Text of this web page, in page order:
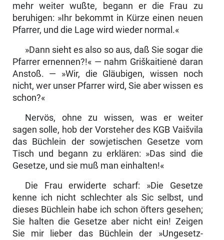
mehr weiter wußte, begann er die Frau zu
beruhigen: »Ihr bekommt in Kürze einen neuen
Pfarrer, und die Lage wird wieder normal.«
»Dann sieht es also so aus, daß Sie sogar die
Pfarrer ernennen?!« — nahm Griškaitienė daran
Anstoß. — »Wir, die Gläubigen, wissen noch
nicht, wer unser Pfarrer wird, Sie aber wissen es
schon?«
Nervös, ohne zu wissen, was er weiter
sagen solle, hob der Vorsteher des KGB Vaišvila
das Büchlein der sowjetischen Gesetze vom
Tisch und begann zu erklären: »Das sind die
Gesetze, und sie muß man einhalten!«
Die Frau erwiderte scharf: »Die Gesetze
kenne ich nicht schlechter als Sic selbst, und
dieses Büchlein habe ich schon öfters gesehen;
Sie halten die Gesetze aber nicht ein! Zeigen
Sie mir lieber das Büchlein der »Ungesetz­